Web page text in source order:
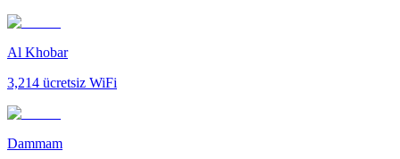
Al Khobar
3,214 ücretsiz WiFi
Dammam